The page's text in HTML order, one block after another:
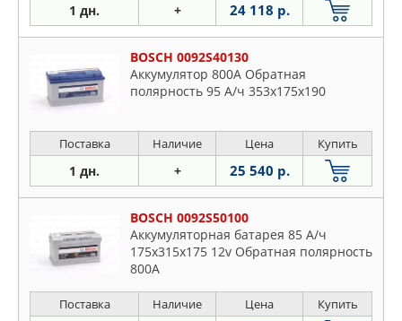
1 дн. + 24 118 р.
BOSCH 0092S40130
Аккумулятор 800A Обратная
полярность 95 А/ч 353x175x190
Поставка Наличие Цена Купить
1 дн. + 25 540 р.
BOSCH 0092S50100
Аккумуляторная батарея 85 А/ч
175x315x175 12v Обратная полярность
800A
Поставка Наличие Цена Купить